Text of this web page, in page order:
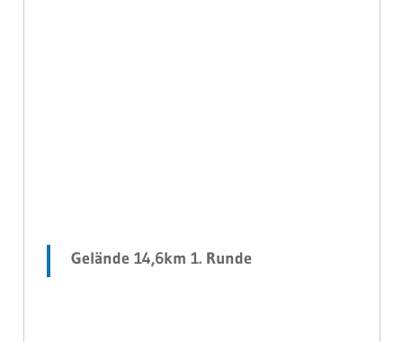
Gelände 14,6km 1. Runde